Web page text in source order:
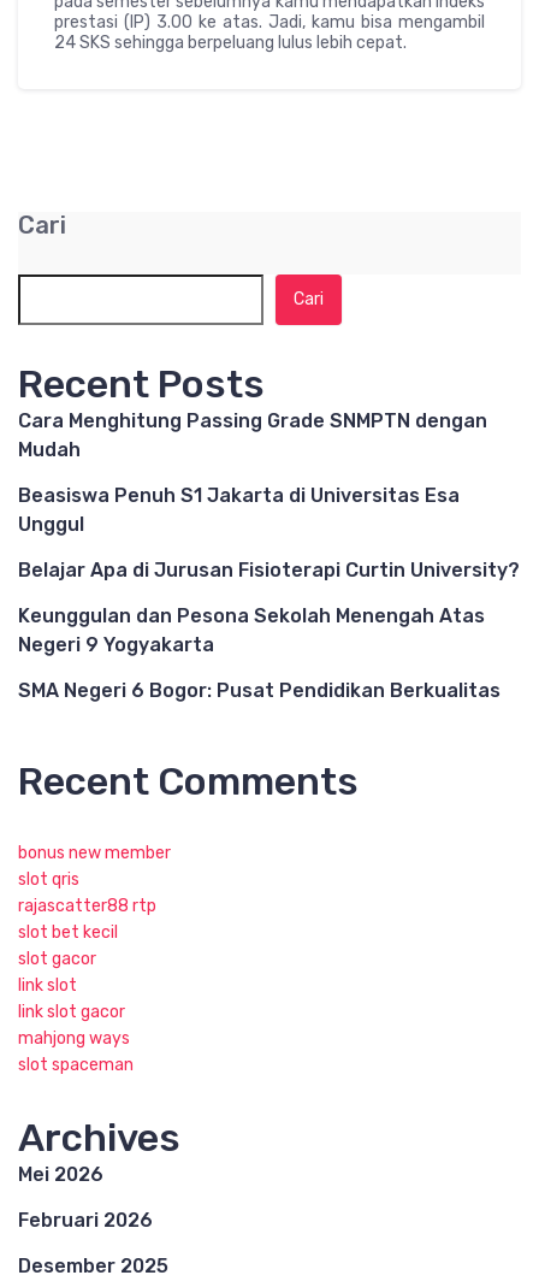
prestasi (IP) 3.00 ke atas. Jadi, kamu bisa mengambil
24 SKS sehingga berpeluang lulus lebih cepat.
Cari
Cari
Recent Posts
Cara Menghitung Passing Grade SNMPTN dengan
Mudah
Beasiswa Penuh S1 Jakarta di Universitas Esa
Unggul
Belajar Apa di Jurusan Fisioterapi Curtin University?
Keunggulan dan Pesona Sekolah Menengah Atas
Negeri 9 Yogyakarta
SMA Negeri 6 Bogor: Pusat Pendidikan Berkualitas
Recent Comments
bonus new member
slot qris
rajascatter88 rtp
slot bet kecil
slot gacor
link slot
link slot gacor
mahjong ways
slot spaceman
Archives
Mei 2026
Februari 2026
Desember 2025